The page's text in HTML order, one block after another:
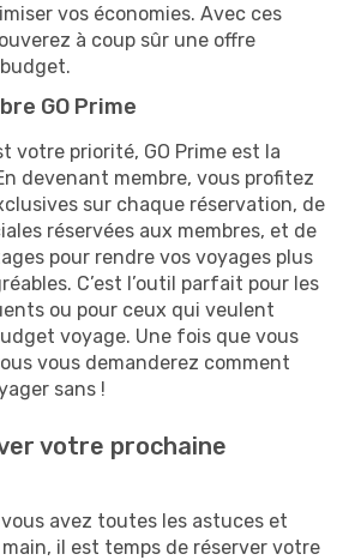
vos économies. Avec ces
à coup sûr une offre
GO Prime
votre priorité, GO Prime est la
devenant membre, vous profitez
sur chaque réservation, de
réservées aux membres, et de
pour rendre vos voyages plus
C’est l’outil parfait pour les
ou pour ceux qui veulent
voyage. Une fois que vous
vous demanderez comment
sans !
votre prochaine
avez toutes les astuces et
il est temps de réserver votre